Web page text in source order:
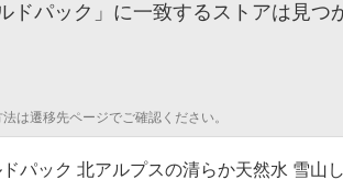
ドパック」に一致するストアは見つ
は遷移先ページでご確認ください。
パック 北アルプスの清らか天然水 雪山し